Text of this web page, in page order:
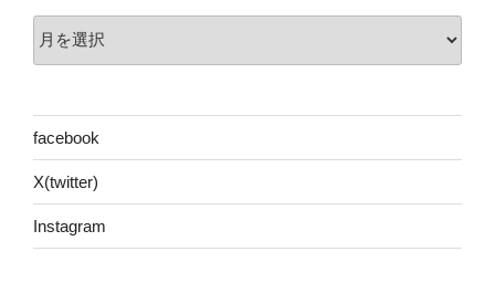
ー
ブ
facebook
X(twitter)
Instagram